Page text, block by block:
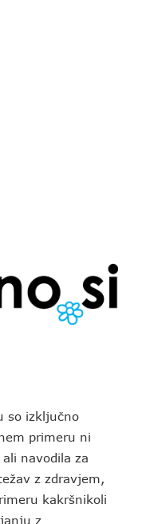
so izključno
primeru ni
navodila za
z zdravjem,
kakršnikoli
z